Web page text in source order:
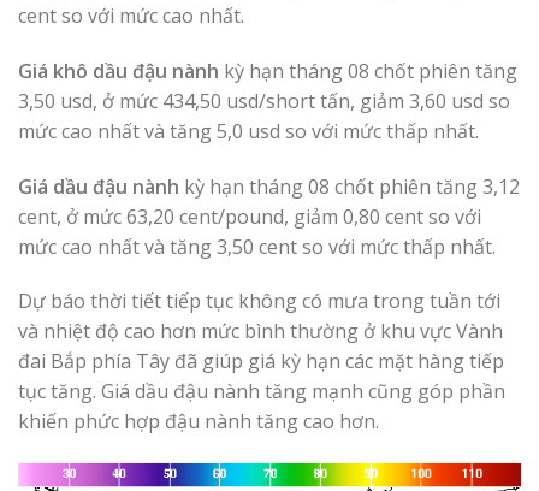
cent so với mức cao nhất.
Giá khô dầu đậu nành kỳ hạn tháng 08 chốt phiên tăng
3,50 usd, ở mức 434,50 usd/short tấn, giảm 3,60 usd so
mức cao nhất và tăng 5,0 usd so với mức thấp nhất.
Giá dầu đậu nành kỳ hạn tháng 08 chốt phiên tăng 3,12
cent, ở mức 63,20 cent/pound, giảm 0,80 cent so với
mức cao nhất và tăng 3,50 cent so với mức thấp nhất.
Dự báo thời tiết tiếp tục không có mưa trong tuần tới
và nhiệt độ cao hơn mức bình thường ở khu vực Vành
đai Bắp phía Tây đã giúp giá kỳ hạn các mặt hàng tiếp
tục tăng. Giá dầu đậu nành tăng mạnh cũng góp phần
khiến phức hợp đậu nành tăng cao hơn.